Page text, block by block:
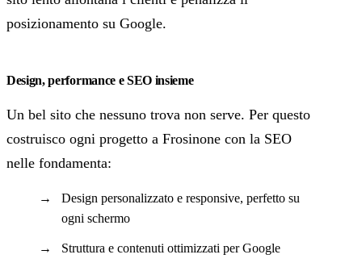
posizionamento su Google.
Design, performance e SEO insieme
Un bel sito che nessuno trova non serve. Per questo
costruisco ogni progetto a Frosinone con la SEO
nelle fondamenta:
Design personalizzato e responsive, perfetto su
ogni schermo
Struttura e contenuti ottimizzati per Google